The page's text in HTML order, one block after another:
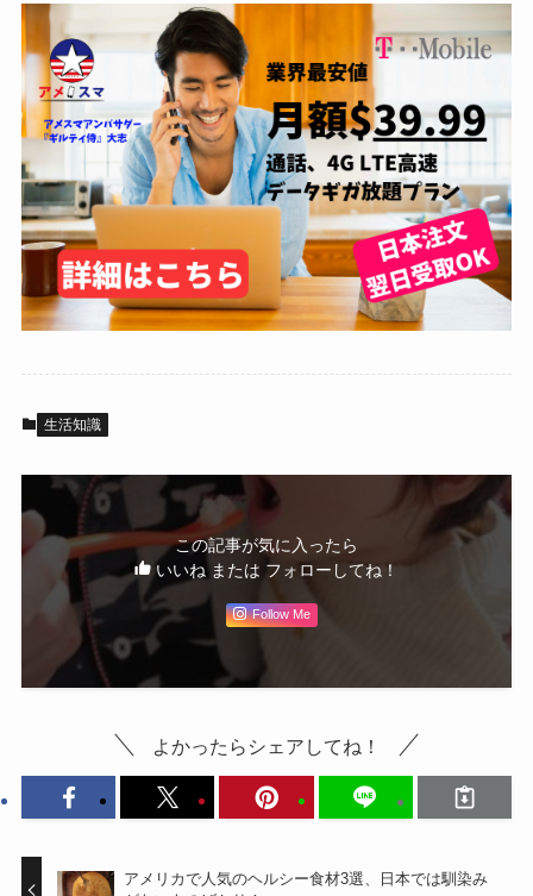
生活知識
この記事が気に入ったら
いいね または フォローしてね！
Follow Me
よかったらシェアしてね！
アメリカで人気のヘルシー食材3選、日本では馴染み